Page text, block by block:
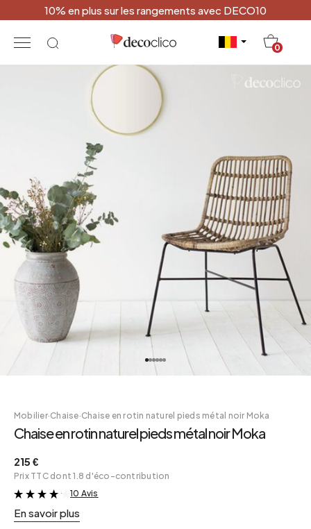
10% en plus sur les rangements avec DECO10
0
Mobilier·Chaise·Chaise en rotin naturel pieds métal noir Moka
Chaise en rotin naturel pieds métal noir Moka
215 €
Prix TTC dont 1.8 d'éco-contribution
&
10 Avis
En savoir plus